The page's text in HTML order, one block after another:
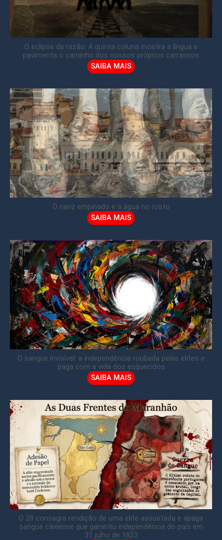
O eclipse da razão: A quinta coluna mostra a língua e
pavimenta o caminho dos nossos próprios carrascos
SAIBA MAIS
O nariz empinado e a água no rosto
SAIBA MAIS
O sangue invisível: a independência roubada pelas elites e
paga com a vida dos esquecidos
SAIBA MAIS
O 28 consagra rendição de uma elite assustada e apaga
sangue caxiense que garantiu independência do país em
31 julho de 1823